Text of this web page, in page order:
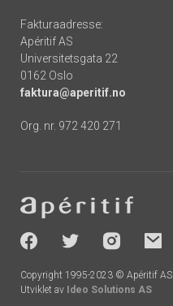
Fakturaadresse:
Apéritif AS
Universitetsgata 22
0162 Oslo
faktura@aperitif.no
Org. nr. 972 420 271
-
socials
Copyright 1995-2023 © Apéritif AS
Utviklet av Ideo Solutions AS